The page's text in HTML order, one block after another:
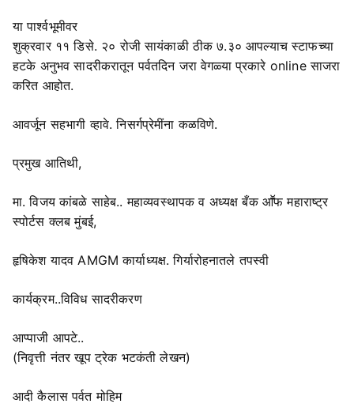
या पार्श्वभूमीवर
शुक्रवार ११ डिसे. २० रोजी सायंकाळी ठीक ७.३० आपल्याच स्टाफच्या
हटके अनुभव सादरीकरातून पर्वतदिन जरा वेगळ्या प्रकारे online साजरा
करित आहोत.
आवर्जून सहभागी व्हावे. निसर्गप्रेमींना कळविणे.
प्रमुख आतिथी,
मा. विजय कांबळे साहेब.. महाव्यवस्थापक व अध्यक्ष बँक आॕफ महाराष्ट्र
स्पोर्टस क्लब मुंबई,
हृषिकेश यादव AMGM कार्याध्यक्ष. गिर्यारोहनातले तपस्वी
कार्यक्रम..विविध सादरीकरण
आप्पाजी आपटे..
(निवृत्ती नंतर खूप ट्रेक भटकंती लेखन)
आदी कैलास पर्वत मोहिम